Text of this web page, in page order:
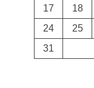
17
18
24
25
31